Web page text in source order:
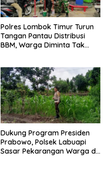
Polres Lombok Timur Turun
Tangan Pantau Distribusi
BBM, Warga Diminta Tak
Dukung Program Presiden
Prabowo, Polsek Labuapi
Sasar Pekarangan Warga di